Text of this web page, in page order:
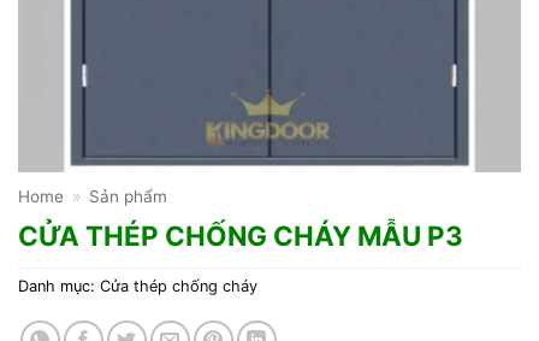
Home » Sản phẩm
CỬA THÉP CHỐNG CHÁY MẪU P3
Danh mục: Cửa thép chống cháy